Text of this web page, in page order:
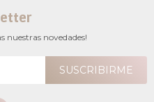
nuestras novedades!
SUSCRIBIRME